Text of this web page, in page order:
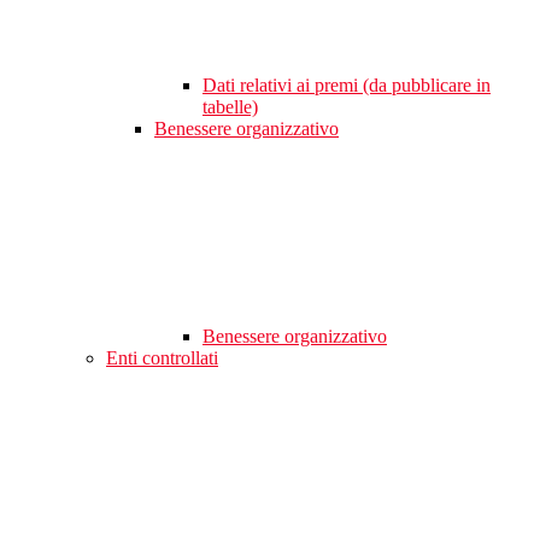
Dati relativi ai premi (da pubblicare in
tabelle)
Benessere organizzativo
Benessere organizzativo
Enti controllati